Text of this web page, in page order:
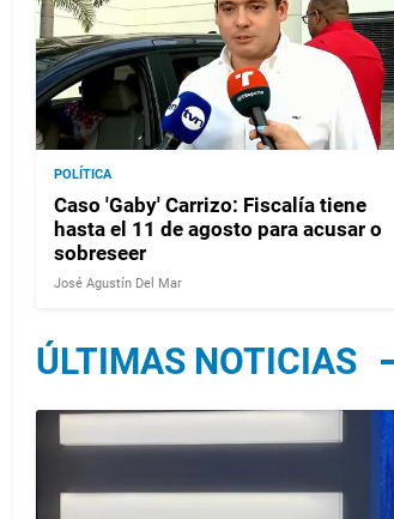
POLÍTICA
Caso 'Gaby' Carrizo: Fiscalía tiene
hasta el 11 de agosto para acusar o
sobreseer
José Agustín Del Mar
ÚLTIMAS NOTICIAS